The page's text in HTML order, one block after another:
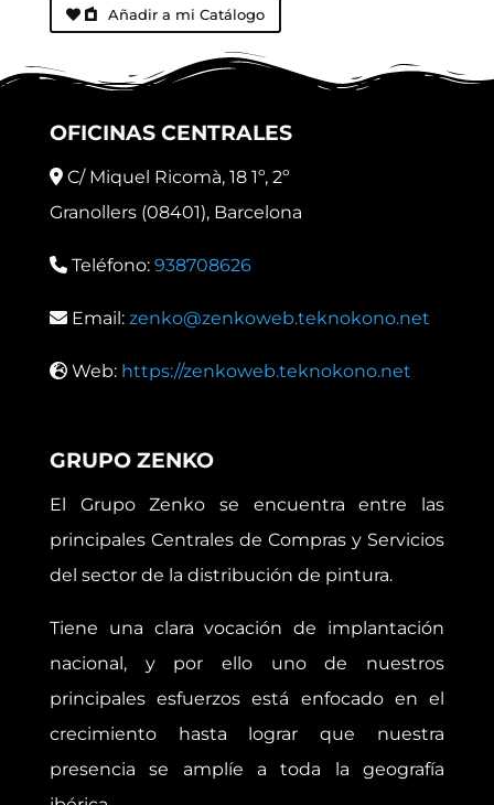
Añadir a mi Catálogo
OFICINAS CENTRALES
C/ Miquel Ricomà, 18 1º, 2º
Granollers (08401), Barcelona
Teléfono: 938708626
Email: zenko@zenkoweb.teknokono.net
Web: https://zenkoweb.teknokono.net
GRUPO ZENKO
El Grupo Zenko se encuentra entre las
principales Centrales de Compras y Servicios
del sector de la distribución de pintura.
Tiene una clara vocación de implantación
nacional, y por ello uno de nuestros
principales esfuerzos está enfocado en el
crecimiento hasta lograr que nuestra
presencia se amplíe a toda la geografía